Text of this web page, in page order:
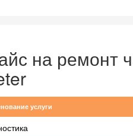
на ремонт
услуги